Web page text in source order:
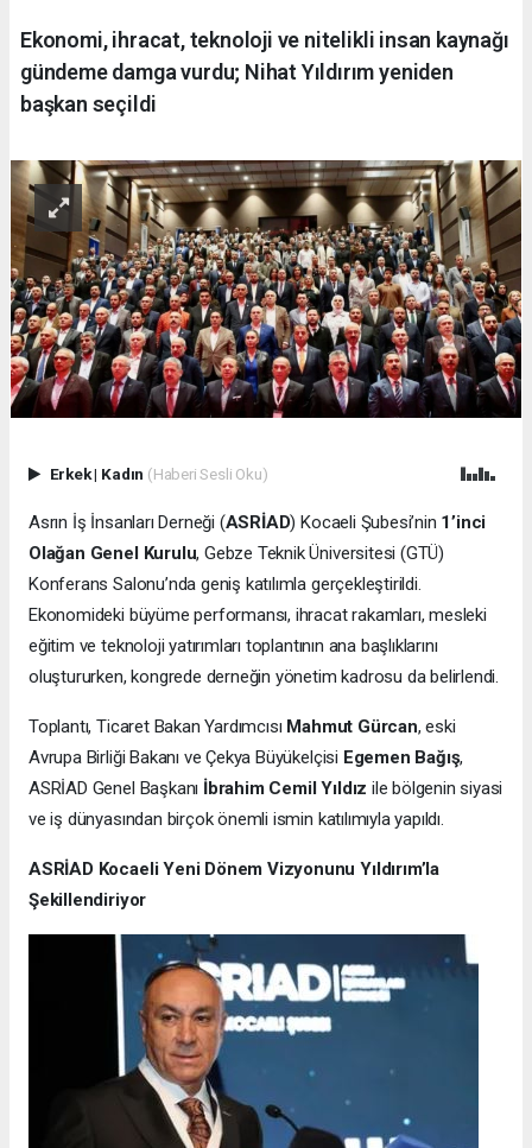
Ekonomi, ihracat, teknoloji ve nitelikli insan kaynağı
gündeme damga vurdu; Nihat Yıldırım yeniden
başkan seçildi
Erkek| Kadın (Haberi Sesli Oku)
Asrın İş İnsanları Derneği (ASRİAD) Kocaeli Şubesi’nin 1’inci
Olağan Genel Kurulu, Gebze Teknik Üniversitesi (GTÜ)
Konferans Salonu’nda geniş katılımla gerçekleştirildi.
Ekonomideki büyüme performansı, ihracat rakamları, mesleki
eğitim ve teknoloji yatırımları toplantının ana başlıklarını
oluştururken, kongrede derneğin yönetim kadrosu da belirlendi.
Toplantı, Ticaret Bakan Yardımcısı Mahmut Gürcan, eski
Avrupa Birliği Bakanı ve Çekya Büyükelçisi Egemen Bağış,
ASRİAD Genel Başkanı İbrahim Cemil Yıldız ile bölgenin siyasi
ve iş dünyasından birçok önemli ismin katılımıyla yapıldı.
ASRİAD Kocaeli Yeni Dönem Vizyonunu Yıldırım’la
Şekillendiriyor